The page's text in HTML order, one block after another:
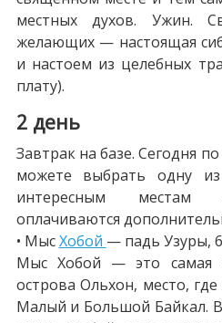
местных духов. Ужин.
желающих — настоящая
и настоем из целебных
плату).
2 день
Завтрак на базе. Сегодня
можете выбрать одну
интересным местам
оплачиваются
• МысХобой — падь Узуры,
Мыс Хобой — это самая
острова Ольхон, место,
Малый и Большой Байкал. В